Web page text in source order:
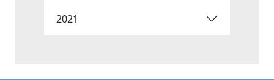
2021